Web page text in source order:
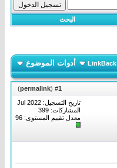
البحث
LinkBack أدوات الموضوع
1
(
permalink
)
تاريخ التسجيل: Jul 2022
المشاركات: 399
معدل تقييم المستوى: 96